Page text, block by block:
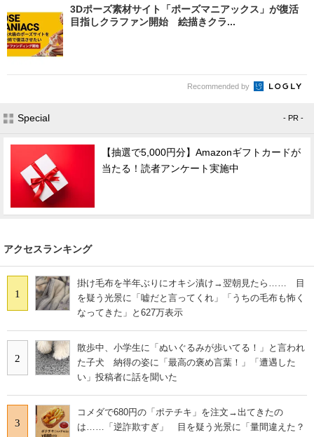
3Dポーズ素材サイト「ポーズマニアックス」が復活
目指しクラファン開始 絵描きクラ...
Recommended by
Special - PR -
【抽選で5,000円分】Amazonギフトカードが
当たる！読者アンケート実施中
アクセスランキング
1
掛け毛布を半年ぶりにオキシ漬け→翌朝見たら…… 目
を疑う光景に「嘘だと言ってくれ」「うちの毛布も怖く
なってきた」と627万表示
2
散歩中、小学生に「ぬいぐるみが歩いてる！」と言われ
た子犬 納得の姿に「最高の褒め言葉！」「遭遇した
い」投稿者に話を聞いた
3
コメダで680円の「ポテチキ」を注文→出てきたの
は……「逆詐欺すぎ」 目を疑う光景に「量間違えた？